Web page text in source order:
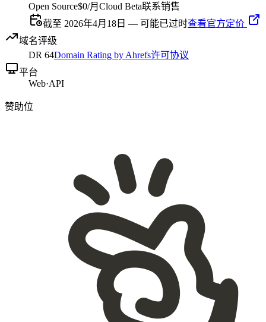
Open Source$0/月 Cloud Beta联系销售
截至 2026年4月18日 — 可能已过时查看官方定价
域名评级
DR 64Domain Rating by Ahrefs许可协议
平台
Web·API
赞助位